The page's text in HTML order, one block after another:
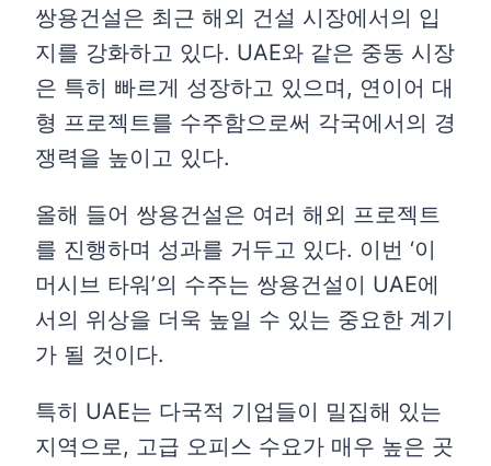
쌍용건설은 최근 해외 건설 시장에서의 입
지를 강화하고 있다. UAE와 같은 중동 시장
은 특히 빠르게 성장하고 있으며, 연이어 대
형 프로젝트를 수주함으로써 각국에서의 경
쟁력을 높이고 있다.
올해 들어 쌍용건설은 여러 해외 프로젝트
를 진행하며 성과를 거두고 있다. 이번 ‘이
머시브 타워’의 수주는 쌍용건설이 UAE에
서의 위상을 더욱 높일 수 있는 중요한 계기
가 될 것이다.
특히 UAE는 다국적 기업들이 밀집해 있는
지역으로, 고급 오피스 수요가 매우 높은 곳